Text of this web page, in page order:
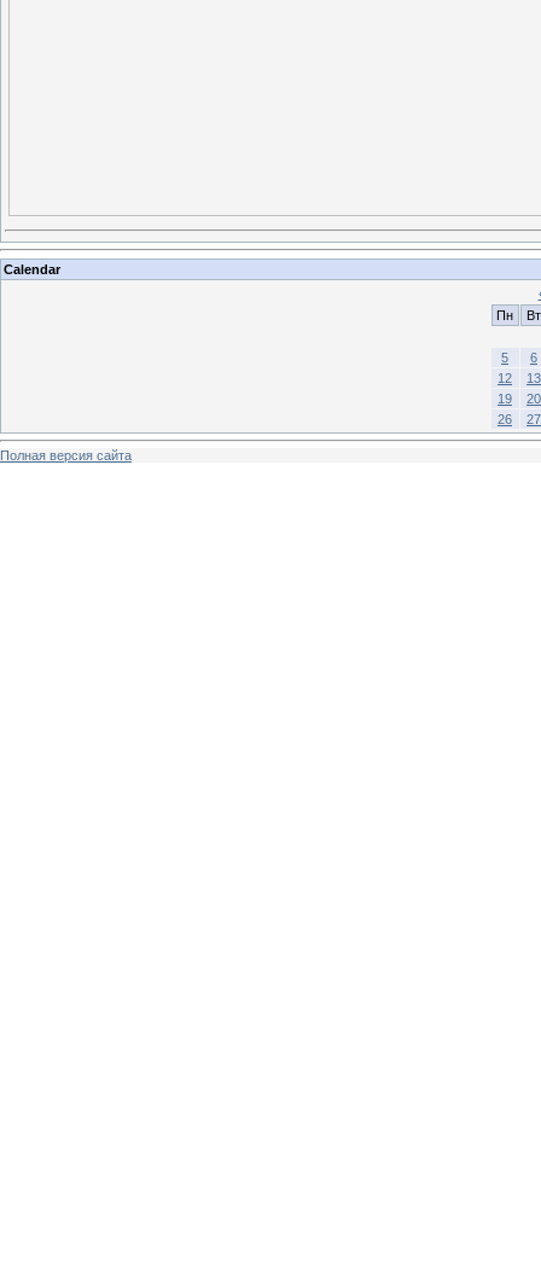
Calendar
Пн
Вт
5
6
12
13
19
20
26
27
Полная версия сайта